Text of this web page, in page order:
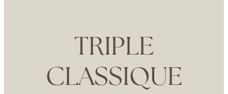
TRIPLE
CLASSIQUE